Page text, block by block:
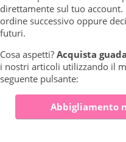
direttamente sul tuo
ordine successivo oppure
futuri.
Cosa aspetti? Acquista
i nostri articoli utilizzando il
seguente pulsante:
Abbigliamento